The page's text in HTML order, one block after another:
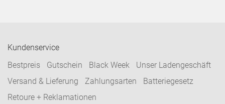
Kundenservice
Bestpreis
Gutschein Black Week
Unser Ladengeschäft
Versand & Lieferung
Zahlungsarten
Batteriegesetz
Retoure + Reklamationen